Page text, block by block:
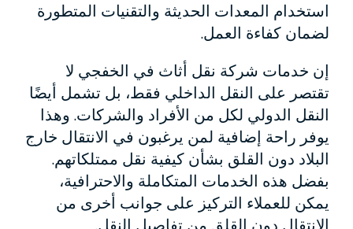
استخدام المعدات الحديثة والتقنيات المتطورة
لضمان كفاءة العمل.
إن خدمات شركة نقل أثاث في الخفجي لا
تقتصر على النقل الداخلي فقط، بل تشمل أيضًا
النقل الدولي لكل من الأفراد والشركات. وهذا
يوفر راحة إضافية لمن يرغبون في الانتقال خارج
البلاد دون القلق بشأن كيفية نقل ممتلكاتهم.
بفضل هذه الخدمات المتكاملة والاحترافية،
يمكن للعملاء التركيز على جوانب أخرى من
الانتقال دون القلق من تفاصيل النقل.